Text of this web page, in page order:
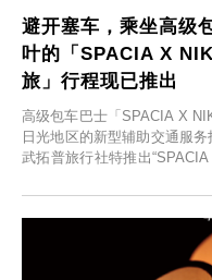
避开塞车，乘坐高级
叶的「SPACIA X
旅」行程现已推出
高级包车巴士「SPACIA X
日光地区的新型辅助交通服
武拓普旅行社特推出